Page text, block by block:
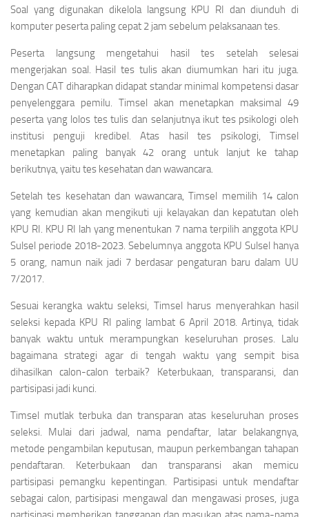
Soal yang digunakan dikelola langsung KPU RI dan diunduh di
komputer peserta paling cepat 2 jam sebelum pelaksanaan tes.
Peserta langsung mengetahui hasil tes setelah selesai
mengerjakan soal. Hasil tes tulis akan diumumkan hari itu juga.
Dengan CAT diharapkan didapat standar minimal kompetensi dasar
penyelenggara pemilu. Timsel akan menetapkan maksimal 49
peserta yang lolos tes tulis dan selanjutnya ikut tes psikologi oleh
institusi penguji kredibel. Atas hasil tes psikologi, Timsel
menetapkan paling banyak 42 orang untuk lanjut ke tahap
berikutnya, yaitu tes kesehatan dan wawancara.
Setelah tes kesehatan dan wawancara, Timsel memilih 14 calon
yang kemudian akan mengikuti uji kelayakan dan kepatutan oleh
KPU RI. KPU RI lah yang menentukan 7 nama terpilih anggota KPU
Sulsel periode 2018-2023. Sebelumnya anggota KPU Sulsel hanya
5 orang, namun naik jadi 7 berdasar pengaturan baru dalam UU
7/2017.
Sesuai kerangka waktu seleksi, Timsel harus menyerahkan hasil
seleksi kepada KPU RI paling lambat 6 April 2018. Artinya, tidak
banyak waktu untuk merampungkan keseluruhan proses. Lalu
bagaimana strategi agar di tengah waktu yang sempit bisa
dihasilkan calon-calon terbaik? Keterbukaan, transparansi, dan
partisipasi jadi kunci.
Timsel mutlak terbuka dan transparan atas keseluruhan proses
seleksi. Mulai dari jadwal, nama pendaftar, latar belakangnya,
metode pengambilan keputusan, maupun perkembangan tahapan
pendaftaran. Keterbukaan dan transparansi akan memicu
partisipasi pemangku kepentingan. Partisipasi untuk mendaftar
sebagai calon, partisipasi mengawal dan mengawasi proses, juga